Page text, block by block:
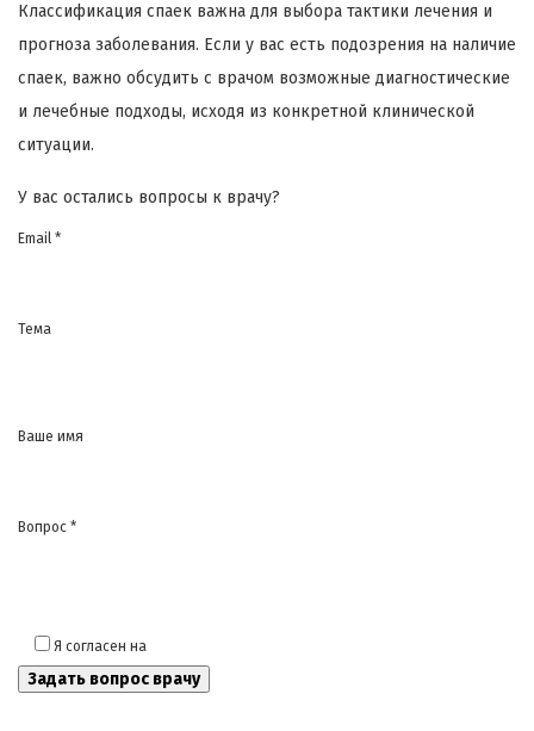
Классификация спаек важна для выбора тактики лечения и
прогноза заболевания. Если у вас есть подозрения на наличие
спаек, важно обсудить с врачом возможные диагностические
и лечебные подходы, исходя из конкретной клинической
ситуации.
У вас остались вопросы к врачу?
Email *
Тема
Ваше имя
Вопрос *
Я согласен на